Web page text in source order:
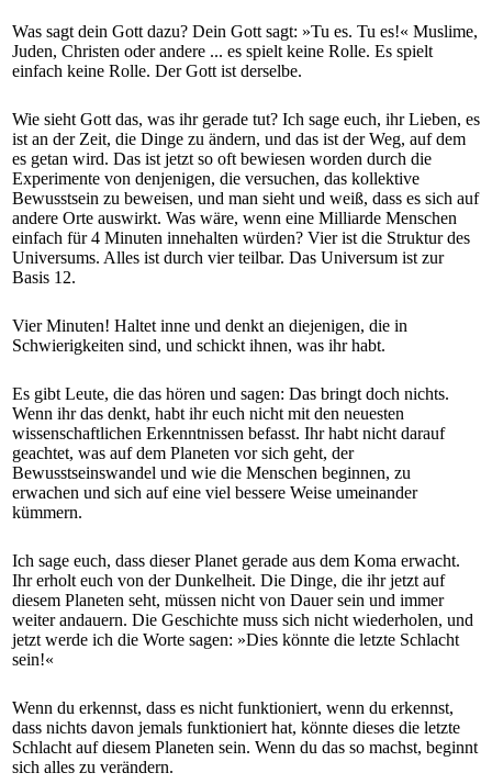
Was sagt dein Gott dazu? Dein Gott sagt: »Tu es. Tu es!« Muslime,
Juden, Christen oder andere ... es spielt keine Rolle. Es spielt
einfach keine Rolle. Der Gott ist derselbe.
Wie sieht Gott das, was ihr gerade tut? Ich sage euch, ihr Lieben, es
ist an der Zeit, die Dinge zu ändern, und das ist der Weg, auf dem
es getan wird. Das ist jetzt so oft bewiesen worden durch die
Experimente von denjenigen, die versuchen, das kollektive
Bewusstsein zu beweisen, und man sieht und weiß, dass es sich auf
andere Orte auswirkt. Was wäre, wenn eine Milliarde Menschen
einfach für 4 Minuten innehalten würden? Vier ist die Struktur des
Universums. Alles ist durch vier teilbar. Das Universum ist zur
Basis 12.
Vier Minuten! Haltet inne und denkt an diejenigen, die in
Schwierigkeiten sind, und schickt ihnen, was ihr habt.
Es gibt Leute, die das hören und sagen: Das bringt doch nichts.
Wenn ihr das denkt, habt ihr euch nicht mit den neuesten
wissenschaftlichen Erkenntnissen befasst. Ihr habt nicht darauf
geachtet, was auf dem Planeten vor sich geht, der
Bewusstseinswandel und wie die Menschen beginnen, zu
erwachen und sich auf eine viel bessere Weise umeinander
kümmern.
Ich sage euch, dass dieser Planet gerade aus dem Koma erwacht.
Ihr erholt euch von der Dunkelheit. Die Dinge, die ihr jetzt auf
diesem Planeten seht, müssen nicht von Dauer sein und immer
weiter andauern. Die Geschichte muss sich nicht wiederholen, und
jetzt werde ich die Worte sagen: »Dies könnte die letzte Schlacht
sein!«
Wenn du erkennst, dass es nicht funktioniert, wenn du erkennst,
dass nichts davon jemals funktioniert hat, könnte dieses die letzte
Schlacht auf diesem Planeten sein. Wenn du das so machst, beginnt
sich alles zu verändern.